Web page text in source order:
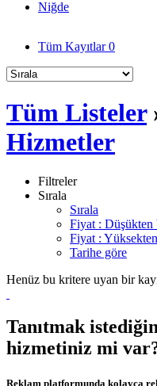
Niğde
Tüm Kayıtlar0
Tüm Listeler
Hizmetler
Filtreler
Sırala
Sırala
Fiyat : Düşükten
Fiyat :
Tarihe göre
Henüz bu kritere uyan bir
Tanıtmak
hizmetiniz mi
Reklam platformunda kolayca